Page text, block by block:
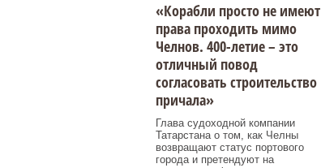
«Корабли просто не имеют
права проходить мимо
Челнов. 400-летие – это
отличный повод
согласовать строительство
причала»
Глава судоходной компании
Татарстана о том, как Челны
возвращают статус портового
города и претендуют на